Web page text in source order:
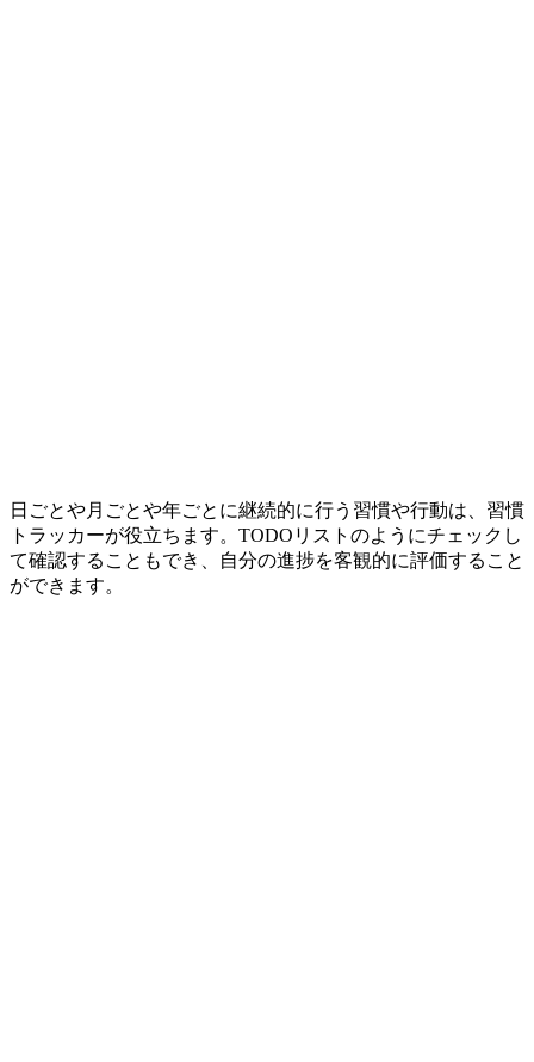
日ごとや月ごとや年ごとに継続的に行う習慣や行動は、習慣
トラッカーが役立ちます。TODOリストのようにチェックし
て確認することもでき、自分の進捗を客観的に評価すること
ができます。